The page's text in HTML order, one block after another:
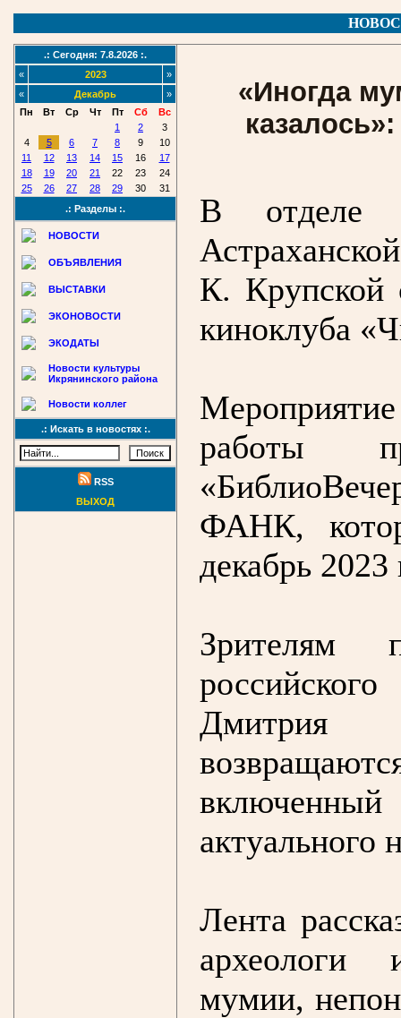
.: Сегодня: 7.8.2026 :.
«
2023
»
«
Декабрь
»
Пн
Вт Ср Чт Пт Сб
Вс
1
2
3
4
5 6 7 8 9
10
11
12 13 14 15 16
17
18
19 20 21 22 23
24
25
26 27 28 29 30
31
.: Разделы :.
НОВОСТИ
ОБЪЯВЛЕНИЯ
ВЫСТАВКИ
ЭКОНОВОСТИ
ЭКОДАТЫ
Новости культуры
Икрянинского района
Новости коллег
.: Искать в новостях :.
RSS
ВЫХОД
«Иногда
В отделе
К. Крупской
киноклуба
работы
ФАНК,
декабрь 2023
Зрителям
Дмитрия
Лента
археологи
мумии,